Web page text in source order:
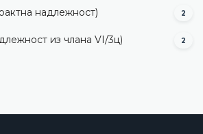
надлежност) 2
из члана VI/3ц) 2